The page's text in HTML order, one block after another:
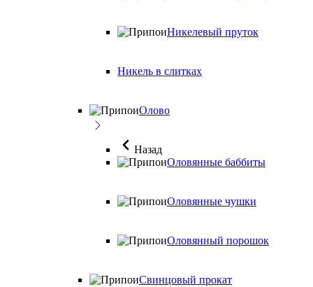
Никелевый пруток
Никель в слитках
Олово
Назад
Оловянные баббиты
Оловянные чушки
Оловянный порошок
Свинцовый прокат